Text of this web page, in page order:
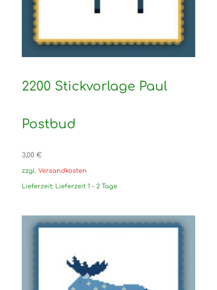
2200 Stickvorlage Paul
Postbud
3,00 €
zzgl. Versandkosten
Lieferzeit: Lieferzeit 1 - 2 Tage